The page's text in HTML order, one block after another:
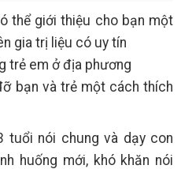
thể giới thiệu cho bạn một
gia trị liệu có uy tín
trẻ em ở địa phương
bạn và trẻ một cách thích
tuổi nói chung và dạy con
huống mới, khó khăn nói